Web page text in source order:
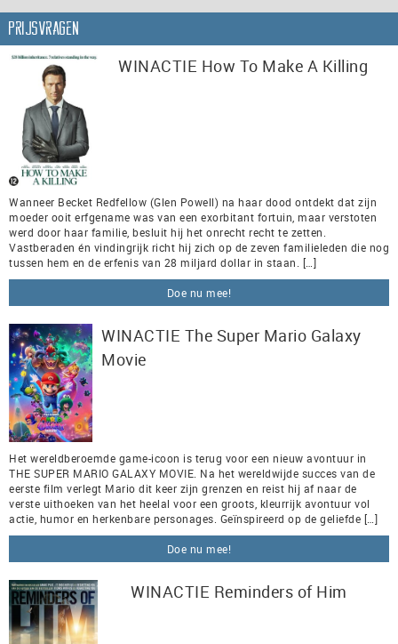
Prijsvragen
WINACTIE How To Make A Killing
Wanneer Becket Redfellow (Glen Powell) na haar dood ontdekt dat zijn
moeder ooit erfgename was van een exorbitant fortuin, maar verstoten
werd door haar familie, besluit hij het onrecht recht te zetten.
Vastberaden én vindingrijk richt hij zich op de zeven familieleden die nog
tussen hem en de erfenis van 28 miljard dollar in staan. […]
Doe nu mee!
WINACTIE The Super Mario Galaxy
Movie
Het wereldberoemde game-icoon is terug voor een nieuw avontuur in
THE SUPER MARIO GALAXY MOVIE. Na het wereldwijde succes van de
eerste film verlegt Mario dit keer zijn grenzen en reist hij af naar de
verste uithoeken van het heelal voor een groots, kleurrijk avontuur vol
actie, humor en herkenbare personages. Geïnspireerd op de geliefde […]
Doe nu mee!
WINACTIE Reminders of Him